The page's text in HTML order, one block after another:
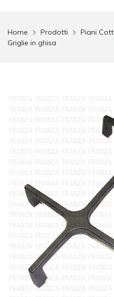
Home Prodotti
Piani
Griglie in ghisa